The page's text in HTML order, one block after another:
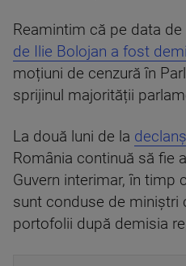
Reamintim că pe data de
de Ilie Bolojan a fost
moțiuni de cenzură în
sprijinul majorității
La două luni de la
România continuă să fie
Guvern interimar, în timp
sunt conduse de miniștri
portofolii după demisia